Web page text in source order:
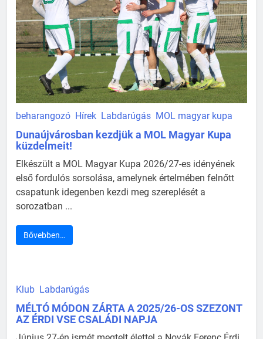
beharangozó Hírek Labdarúgás MOL magyar kupa
Dunaújvárosban kezdjük a MOL Magyar Kupa
küzdelmeit!
Elkészült a MOL Magyar Kupa 2026/27-es idényének
első fordulós sorsolása, amelynek értelmében felnőtt
csapatunk idegenben kezdi meg szereplését a
sorozatban ...
Bővebben…
Klub Labdarúgás
MÉLTÓ MÓDON ZÁRTA A 2025/26-OS SZEZONT
AZ ÉRDI VSE CSALÁDI NAPJA